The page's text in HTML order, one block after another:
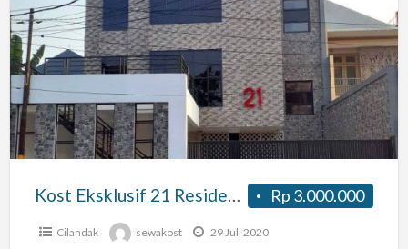
Kost
Eksklusif
21
Residence
Cilandak
Rp 3.000.000
Kost Eksklusif 21 Residence Cilandak
Cilandak sewakost 29 Juli 2020